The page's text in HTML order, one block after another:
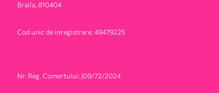
Braila, 810404
Cod unic de inregistrare: 49479225
Nr. Reg. Comertului: J09/72/2024